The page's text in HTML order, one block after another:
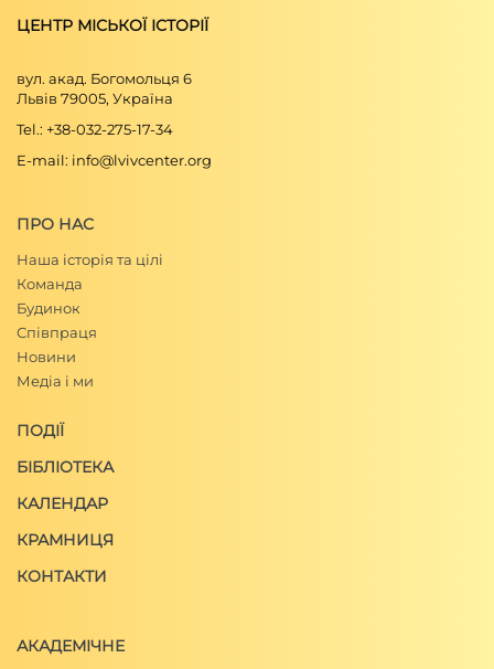
ЦЕНТР МІСЬКОЇ ІСТОРІЇ
вул. акад. Богомольця 6
Львів 79005, Україна
Tel.: +38-032-275-17-34
E-mail: info@lvivcenter.org
ПРО НАС
Наша історія та цілі
Команда
Будинок
Співпраця
Новини
Медіа і ми
ПОДІЇ
БІБЛІОТЕКА
КАЛЕНДАР
КРАМНИЦЯ
КОНТАКТИ
АКАДЕМІЧНЕ